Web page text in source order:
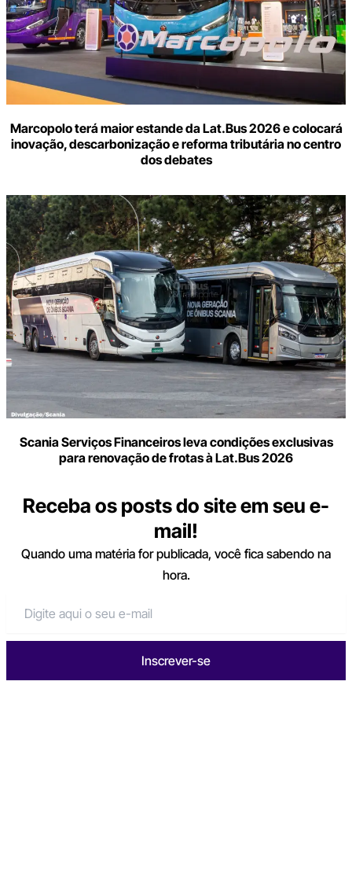
Marcopolo terá maior estande da Lat.Bus 2026 e colocará
inovação, descarbonização e reforma tributária no centro
dos debates
Scania Serviços Financeiros leva condições exclusivas
para renovação de frotas à Lat.Bus 2026
Receba os posts do site em seu e-
mail!
Quando uma matéria for publicada, você fica sabendo na
hora.
Inscrever-se